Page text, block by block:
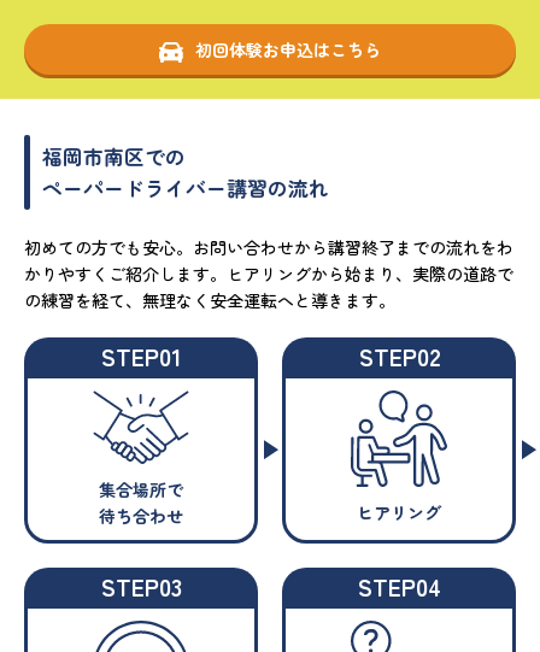
初回体験お申込はこちら
福岡市南区での
ペーパードライバー講習の流れ
初めての方でも安心。お問い合わせから講習終了までの流れをわ
かりやすくご紹介します。ヒアリングから始まり、実際の道路で
の練習を経て、無理なく安全運転へと導きます。
STEP01
集合場所で
待ち合わせ
STEP02
ヒアリング
STEP03 STEP04